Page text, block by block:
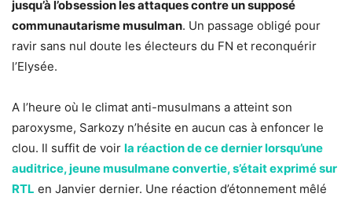
jusqu’à l’obsession les attaques contre un supposé
communautarisme musulman. Un passage obligé pour
ravir sans nul doute les électeurs du FN et reconquérir
l’Elysée.
A l’heure où le climat anti-musulmans a atteint son
paroxysme, Sarkozy n’hésite en aucun cas à enfoncer le
clou. Il suffit de voir la réaction de ce dernier lorsqu’une
auditrice, jeune musulmane convertie, s’était exprimé sur
RTL en Janvier dernier. Une réaction d’étonnement mêlé